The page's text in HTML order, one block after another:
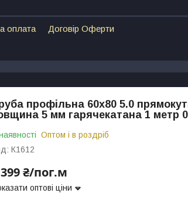
оплата Договір Оферти
профільна 60х80 5.0
5 мм гарячекатана 1 метр
Оптом і в роздріб
К1612
₴/пог.м
оптові ціни